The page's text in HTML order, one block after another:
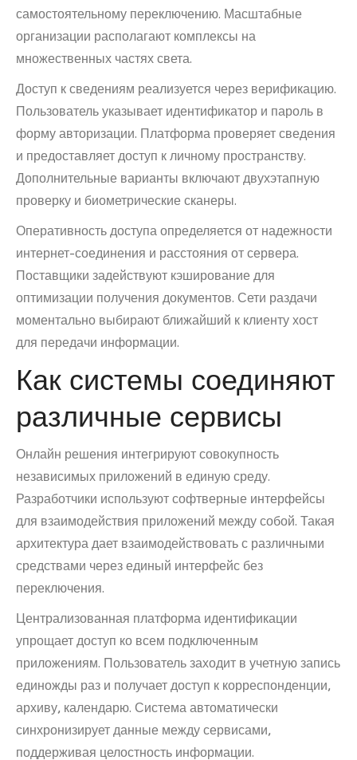
самостоятельному переключению. Масштабные
организации располагают комплексы на
множественных частях света.
Доступ к сведениям реализуется через верификацию.
Пользователь указывает идентификатор и пароль в
форму авторизации. Платформа проверяет сведения
и предоставляет доступ к личному пространству.
Дополнительные варианты включают двухэтапную
проверку и биометрические сканеры.
Оперативность доступа определяется от надежности
интернет-соединения и расстояния от сервера.
Поставщики задействуют кэширование для
оптимизации получения документов. Сети раздачи
моментально выбирают ближайший к клиенту хост
для передачи информации.
Как системы соединяют
различные сервисы
Онлайн решения интегрируют совокупность
независимых приложений в единую среду.
Разработчики используют софтверные интерфейсы
для взаимодействия приложений между собой. Такая
архитектура дает взаимодействовать с различными
средствами через единый интерфейс без
переключения.
Централизованная платформа идентификации
упрощает доступ ко всем подключенным
приложениям. Пользователь заходит в учетную запись
единожды раз и получает доступ к корреспонденции,
архиву, календарю. Система автоматически
синхронизирует данные между сервисами,
поддерживая целостность информации.